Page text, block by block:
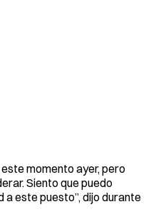
momento ayer, pero
Siento que puedo
este puesto”, dijo durante